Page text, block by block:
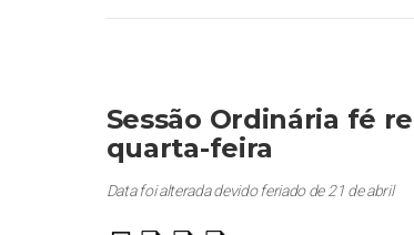
Sessão Ordinária fé
quarta-feira
Data foi alterada devido feriado de 21 de abril